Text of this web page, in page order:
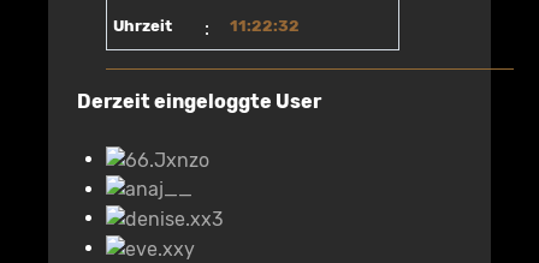
Uhrzeit : 11:22:32
Derzeit eingeloggte User